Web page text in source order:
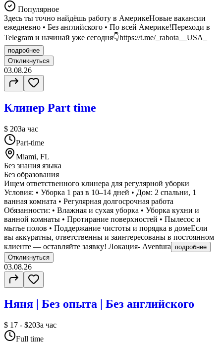
Популярное
Здесь ты точно найдёшь работу в АмерикеНовые вакансии
ежедневно • Без английского • По всей Америке!Переходи в
Telegram и начинай уже сегодня👇https://t.me/_rabota__USA_
подробнее
Откликнуться
03.08.26
Клинер Part time
$ 20За час
Part-time
Miami, FL
Без знания языка
Без образования
Ищем ответственного клинера для регулярной уборки
Условия: • Уборка 1 раз в 10–14 дней • Дом: 2 спальни, 1
ванная комната • Регулярная долгосрочная работа
Обязанности: • Влажная и сухая уборка • Уборка кухни и
ванной комнаты • Протирание поверхностей • Пылесос и
мытье полов • Поддержание чистоты и порядка в домеЕсли
вы аккуратны, ответственны и заинтересованы в постоянном
клиенте — оставляйте заявку! Локация- Aventura
подробнее
Откликнуться
03.08.26
Няня | Без опыта | Без английского
$ 17 - $20За час
Full time